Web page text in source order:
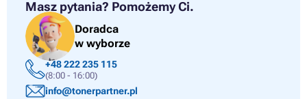
Masz pytania? Pomożemy Ci.
Doradca
w wyborze
+48 222 235 115
(8:00 - 16:00)
info@tonerpartner.pl